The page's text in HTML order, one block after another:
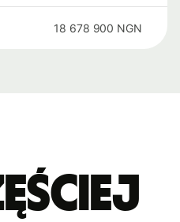
18 678 900 NGN